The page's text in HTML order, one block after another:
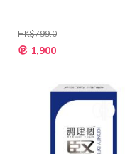
HK$799.0
特
殊 1,900